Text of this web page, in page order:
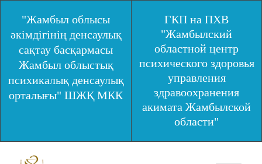
"Жамбыл облысы
әкімдігінің денсаулық
сақтау басқармасы
Жамбыл облыстық
психикалық денсаулық
орталығы" ШЖҚ МКК
ГКП на ПХВ
"Жамбылский
областной центр
психического здоровья
управления
здравоохранения
акимата Жамбылской
области"